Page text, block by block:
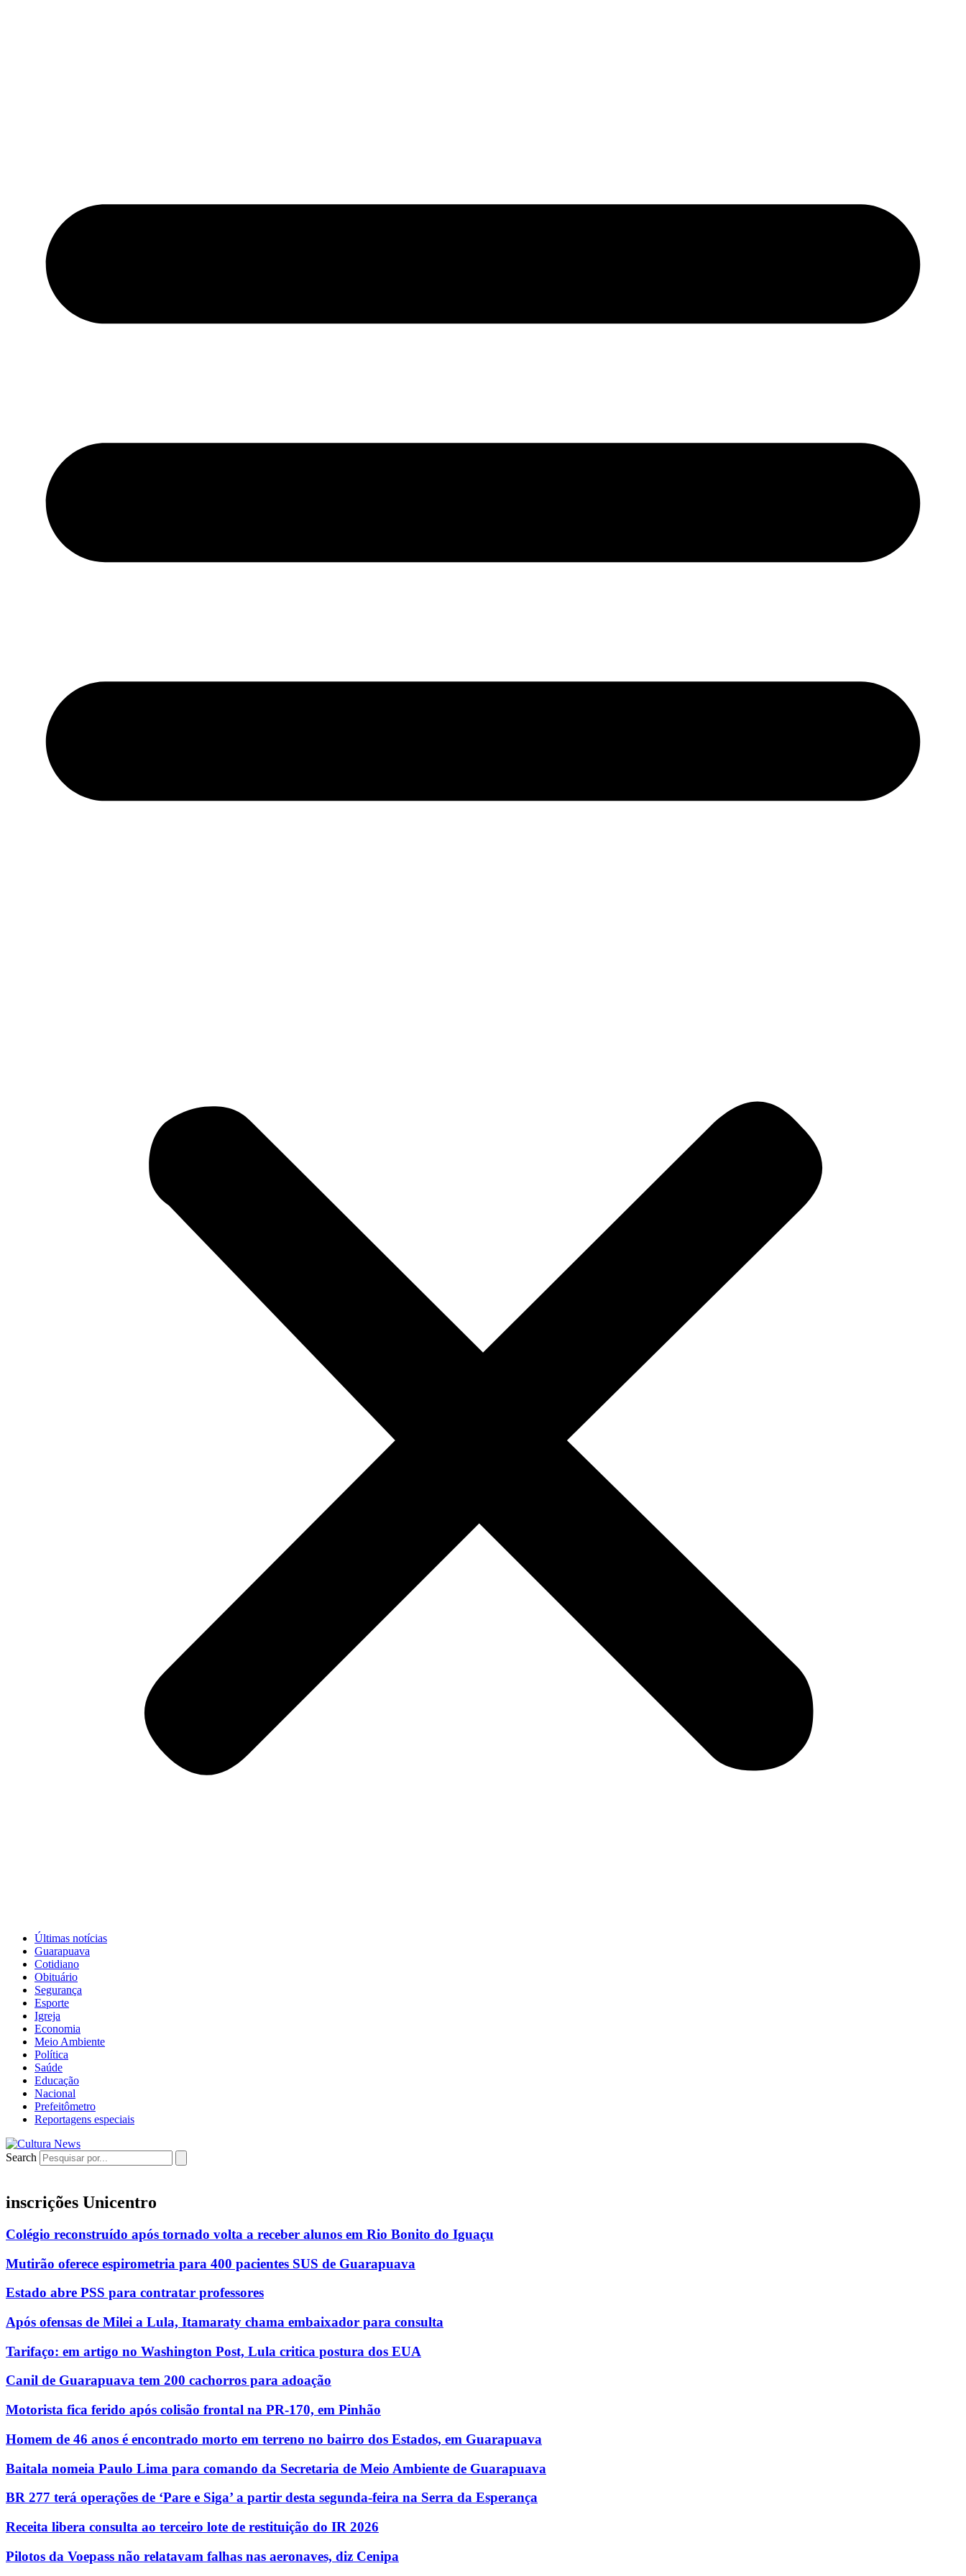
Últimas notícias
Guarapuava
Cotidiano
Obituário
Segurança
Esporte
Igreja
Economia
Meio Ambiente
Política
Saúde
Educação
Nacional
Prefeitômetro
Reportagens especiais
Search
inscrições Unicentro
Colégio reconstruído após tornado volta a receber alunos em Rio Bonito do Iguaçu
Mutirão oferece espirometria para 400 pacientes SUS de Guarapuava
Estado abre PSS para contratar professores
Após ofensas de Milei a Lula, Itamaraty chama embaixador para consulta
Tarifaço: em artigo no Washington Post, Lula critica postura dos EUA
Canil de Guarapuava tem 200 cachorros para adoação
Motorista fica ferido após colisão frontal na PR-170, em Pinhão
Homem de 46 anos é encontrado morto em terreno no bairro dos Estados, em Guarapuava
Baitala nomeia Paulo Lima para comando da Secretaria de Meio Ambiente de Guarapuava
BR 277 terá operações de ‘Pare e Siga’ a partir desta segunda-feira na Serra da Esperança
Receita libera consulta ao terceiro lote de restituição do IR 2026
Pilotos da Voepass não relatavam falhas nas aeronaves, diz Cenipa